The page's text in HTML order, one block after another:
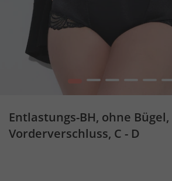
2 3 4 5 6
Entlastungs-BH, ohne Bügel,
Vorderverschluss, C - D